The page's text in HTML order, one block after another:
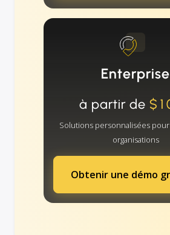
Enterprise
à partir de
Solutions personnalisées
organisations
Obtenir une démo